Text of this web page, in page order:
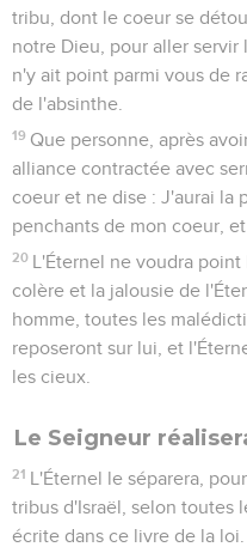
tribu, dont le coeur se
notre Dieu, pour aller servir
n'y ait point parmi vous de
de l'absinthe.
19 Que personne, après
alliance contractée avec
coeur et ne dise : J'aurai la
penchants de mon coeur,
20 L'Éternel ne voudra
colère et la jalousie de
homme, toutes les
reposeront sur lui, et
les cieux.
Le Seigneur
21 L'Éternel le séparera,
tribus d'Israël, selon toutes
écrite dans ce livre de la loi.